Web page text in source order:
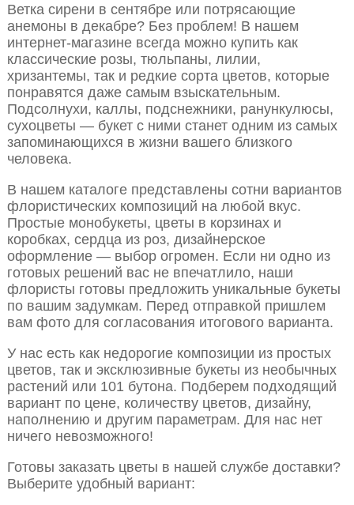
Ветка сирени в сентябре или потрясающие
анемоны в декабре? Без проблем! В нашем
интернет-магазине всегда можно купить как
классические розы, тюльпаны, лилии,
хризантемы, так и редкие сорта цветов, которые
понравятся даже самым взыскательным.
Подсолнухи, каллы, подснежники, ранункулюсы,
сухоцветы — букет с ними станет одним из самых
запоминающихся в жизни вашего близкого
человека.
В нашем каталоге представлены сотни вариантов
флористических композиций на любой вкус.
Простые монобукеты, цветы в корзинах и
коробках, сердца из роз, дизайнерское
оформление — выбор огромен. Если ни одно из
готовых решений вас не впечатлило, наши
флористы готовы предложить уникальные букеты
по вашим задумкам. Перед отправкой пришлем
вам фото для согласования итогового варианта.
У нас есть как недорогие композиции из простых
цветов, так и эксклюзивные букеты из необычных
растений или 101 бутона. Подберем подходящий
вариант по цене, количеству цветов, дизайну,
наполнению и другим параметрам. Для нас нет
ничего невозможного!
Готовы заказать цветы в нашей службе доставки?
Выберите удобный вариант: